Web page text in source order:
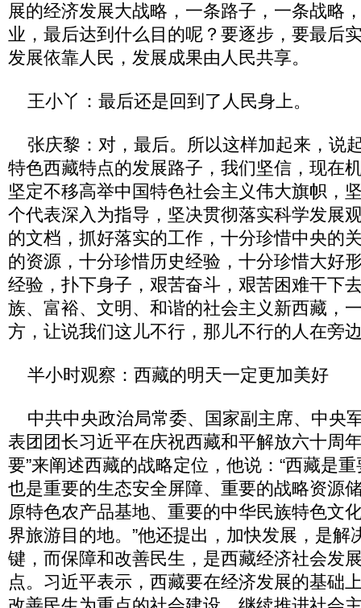
展的经济发展大战略，一条路子，一条战略
业，最后达到什么目的呢？要逐步，要最后
发展依靠人民，发展成果由人民共享。
王小丫：最后还是回到了人民身上。
张庆黎：对，最后。所以这样加起来，说
特色西藏特点的发展路子，我们坚信，现在
坚定不移高举中国特色社会主义伟大旗帜，
个代表深入为指导，坚决贯彻落实科学发展
的文档，抓好落实的工作，十分珍惜中央的
的资源，十分珍惜历史经验，十分珍惜大好
经验，扑下身子，艰苦奋斗，艰苦困难干下
族、富裕、文明、和谐的社会主义新西藏，
方，让说我们这儿不行，那儿不行的人在旁
半小时观察：西藏的明天一定更加美好
中共中央政治局常委、国家副主席、中央
表团团长习近平在庆祝西藏和平解放六十周
要”来阐述西藏的战略定位，他说：“西藏是
也是重要的生态安全屏障、重要的战略资源
原特色农产品基地、重要的中华民族特色文
界旅游目的地。”他还提出，加快发展，是解
键，而保障和改善民生，是西藏经济社会发
点。习近平表示，西藏要在经济发展的基础